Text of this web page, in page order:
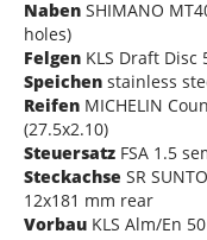
Naben SHIMANO
holes)
Felgen KLS Draft Disc
Speichen stainless
Reifen MICHELIN
(27.5x2.10)
Steuersatz FSA 1.5
Steckachse SR
12x181 mm rear
Vorbau KLS Alm/En